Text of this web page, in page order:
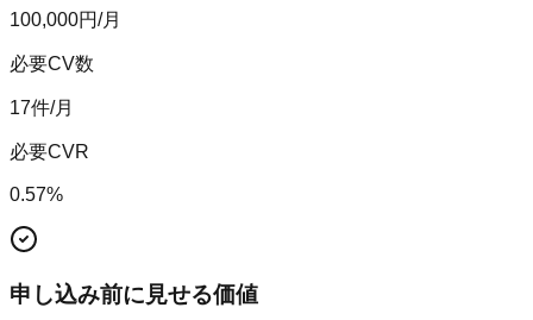
100,000円/月
必要CV数
17件/月
必要CVR
0.57%
申し込み前に見せる価値